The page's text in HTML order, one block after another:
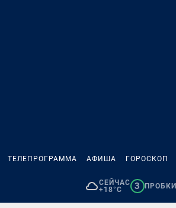
ТЕЛЕПРОГРАММА АФИША ГОРОСКОП
СЕЙЧАС
+18°C
3 ПРОБКИ